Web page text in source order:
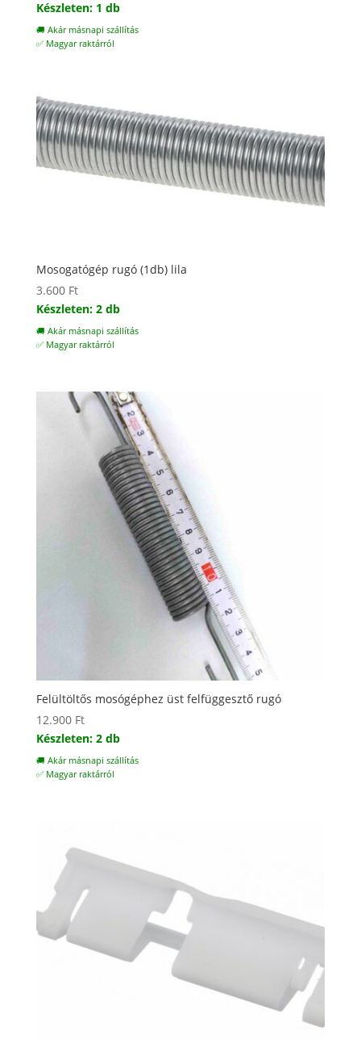
Készleten: 1 db
🚚 Akár másnapi szállítás
✅ Magyar raktárról
Mosogatógép rugó (1db) lila
3.600 Ft
Készleten: 2 db
🚚 Akár másnapi szállítás
✅ Magyar raktárról
Felültöltős mosógéphez üst felfüggesztő rugó
12.900 Ft
Készleten: 2 db
🚚 Akár másnapi szállítás
✅ Magyar raktárról